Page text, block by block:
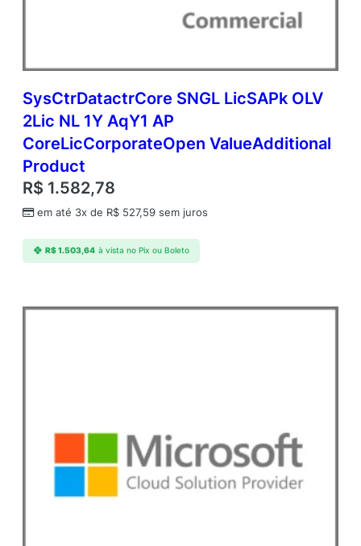
SysCtrDatactrCore SNGL LicSAPk OLV
2Lic NL 1Y AqY1 AP
CoreLicCorporateOpen ValueAdditional
Product
R$ 1.582,78
em até 3x de R$ 527,59 sem juros
R$1.503,64 à vista no Pix ou Boleto